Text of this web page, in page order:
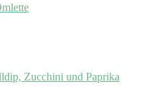
Zucchini und Paprika